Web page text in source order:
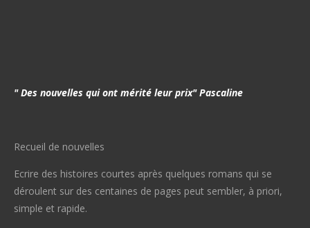
" Des nouvelles qui ont mérité leur prix" Pascaline
Recueil de nouvelles
Ecrire des histoires courtes après quelques romans qui se
déroulent sur des centaines de pages peut sembler, à priori,
simple et rapide.